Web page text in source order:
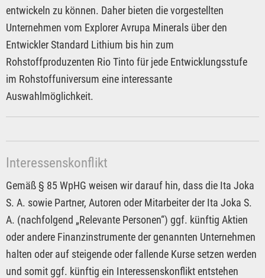
entwickeln zu können. Daher bieten die vorgestellten
Unternehmen vom Explorer Avrupa Minerals über den
Entwickler Standard Lithium bis hin zum
Rohstoffproduzenten Rio Tinto für jede Entwicklungsstufe
im Rohstoffuniversum eine interessante
Auswahlmöglichkeit.
Interessenskonflikt
Gemäß § 85 WpHG weisen wir darauf hin, dass die Ita Joka
S. A. sowie Partner, Autoren oder Mitarbeiter der Ita Joka S.
A. (nachfolgend „Relevante Personen“) ggf. künftig Aktien
oder andere Finanzinstrumente der genannten Unternehmen
halten oder auf steigende oder fallende Kurse setzen werden
und somit ggf. künftig ein Interessenskonflikt entstehen